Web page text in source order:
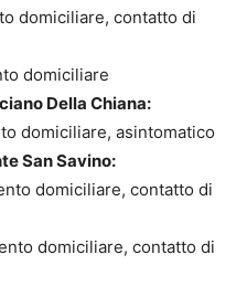
domiciliare, contatto di
domiciliare
Della Chiana:
domiciliare, asintomatico
San Savino:
domiciliare, contatto di
domiciliare, contatto di